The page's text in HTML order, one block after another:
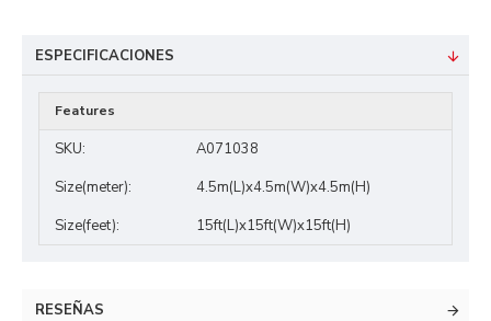
ESPECIFICACIONES
Features
SKU:
A071038
Size(meter):
4.5m(L)x4.5m(W)x4.5m(H)
Size(feet):
15ft(L)x15ft(W)x15ft(H)
RESEÑAS